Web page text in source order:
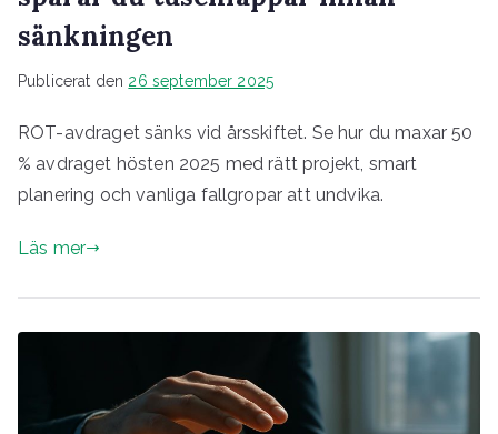
sänkningen
Publicerat den 26 september 2025
ROT-avdraget sänks vid årsskiftet. Se hur du maxar 50
% avdraget hösten 2025 med rätt projekt, smart
planering och vanliga fallgropar att undvika.
Läs mer